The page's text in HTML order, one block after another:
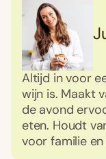
Altijd in voor
wijn is. Maakt
de avond
eten. Houdt
voor familie